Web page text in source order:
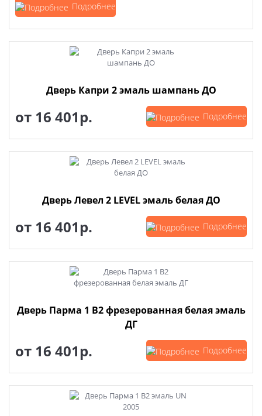
Подробнее
Дверь Капри 2 эмаль шампань ДО
от 16 401р. Подробнее
Дверь Левел 2 LEVEL эмаль белая ДО
от 16 401р. Подробнее
Дверь Парма 1 В2 фрезерованная белая эмаль
ДГ
от 16 401р. Подробнее